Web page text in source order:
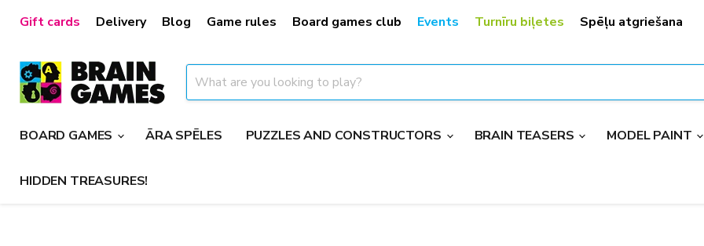
Gift cards Delivery Blog Game rules Board games club Events Turnīru biļetes Spēļu atgriešana
BOARD GAMES
ĀRA SPĒLES PUZZLES AND CONSTRUCTORS BRAIN TEASERS MODEL PAINT
HIDDEN TREASURES!